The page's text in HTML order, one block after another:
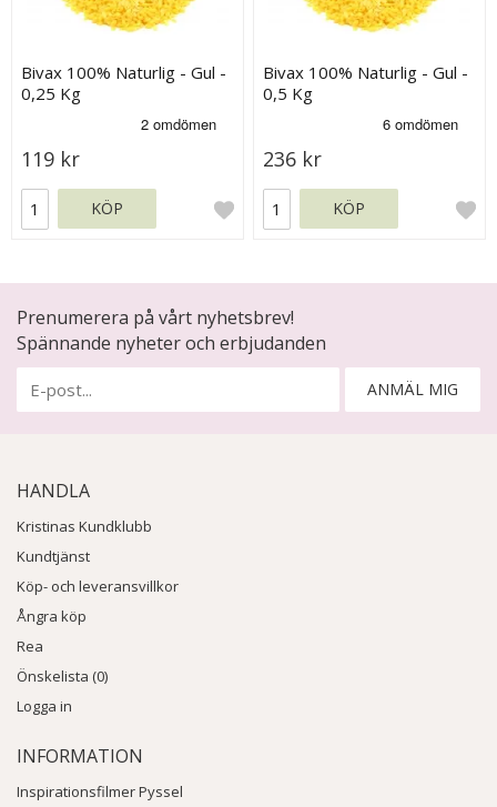
Bivax 100% Naturlig - Gul -
0,25 Kg
119 kr
KÖP
Bivax 100% Naturlig - Gul -
0,5 Kg
236 kr
KÖP
Prenumerera på vårt nyhetsbrev!
Spännande nyheter och erbjudanden
ANMÄL MIG
HANDLA
Kristinas Kundklubb
Kundtjänst
Köp- och leveransvillkor
Ångra köp
Rea
Önskelista (0)
Logga in
INFORMATION
Inspirationsfilmer Pyssel